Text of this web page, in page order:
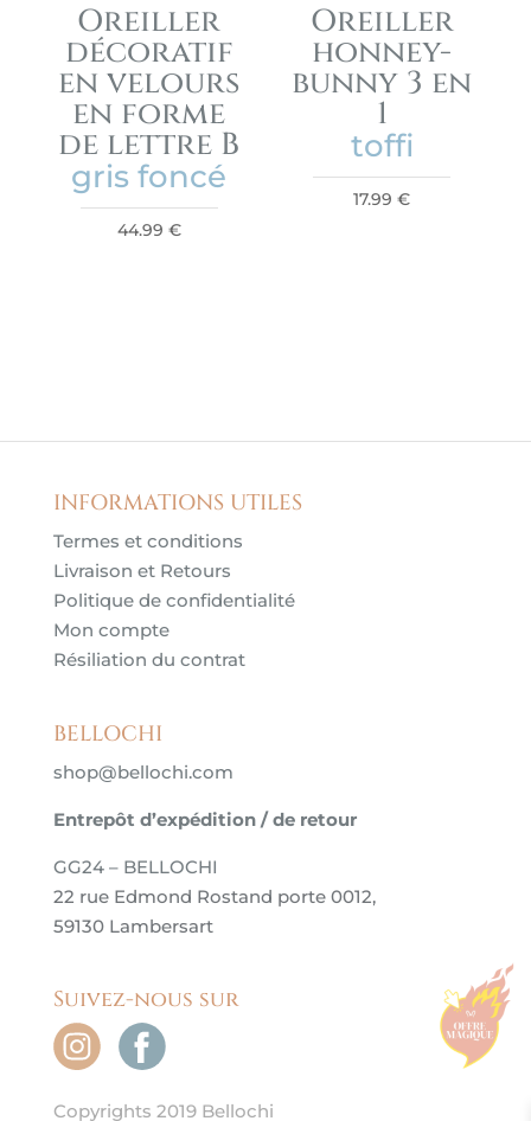
Oreiller
décoratif
en velours
en forme
de lettre B
gris foncé
44.99 €
Oreiller
honney-
bunny 3 en
1
toffi
17.99€
INFORMATIONS UTILES
Termes et conditions
Livraison et Retours
Politique de confidentialité
Mon compte
Résiliation du contrat
BELLOCHI
shop@bellochi.com
Entrepôt d’expédition / de retour
GG24 – BELLOCHI
22 rue Edmond Rostand porte 0012,
59130 Lambersart
Suivez-nous sur
Copyrights 2019 Bellochi